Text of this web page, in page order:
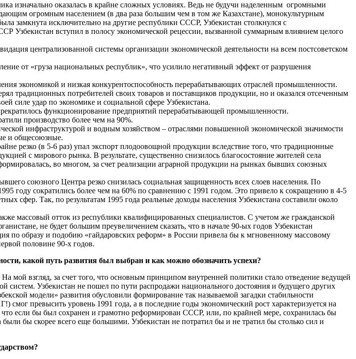
изначально оказалась в крайне сложных условиях. Ведь не будучи наделенным огромными
огромным населением (в два раза большим чем в том же Казахстане), монокультурным
замкнута исключительно на другие республики СССР, Узбекистан столкнулся с
Узбекистан вступил в полосу экономической рецессии, вызванной суммарным влиянием целого
централизованной системы организации экономической деятельности на всем постсоветском
от «груза национальных республик», что усилило негативный эффект от разрушения
экономикой и низкая конкурентоспособность перерабатывающих отраслей промышленности.
традиционных потребителей своих товаров и поставщиков продукции, но и оказался отсеченным
силе удар по экономике и социальной сфере Узбекистана.
функционирование предприятий перерабатывающей промышленности.
производство более чем на 90%.
инфраструктурой и водным хозяйством – отраслями повышенной экономической значимости
и общесоюзные.
резко (в 5-6 раз) упал экспорт плодоовощной продукции вследствие того, что традиционные
с мирового рынка. В результате, существенно снизилось благосостояние жителей села
во многом, за счет реализации аграрной продукции на рынках бывших союзных
союзного Центра резко снизилась социальная защищенность всех слоев населения. По
году сократились более чем на 60% по сравнению с 1991 годом. Это привело к сокращению в 4-5
сфер. Так, по результатам 1995 года реальные доходы населения Узбекистана составили около
массовый отток из республики квалифицированных специалистов. С учетом же гражданской
не будет большим преувеличением сказать, что в начале 90-ых годов Узбекистан
по образу и подобию «гайдаровских реформ» в России привела бы к мгновенному массовому
половине 90-х годов.
какой путь развития был выбран и как можно обозначить успехи?
мой взгляд, за счет того, что основным принципом внутренней политики стало отведение ведущей
систем. Узбекистан не пошел по пути распродажи национального достояния и будущего других
модели» развития обусловили формирование так называемой загадки стабильности
превысить уровень 1991 года, а в последние годы экономический рост характеризуется на
если бы был сохранен и грамотно реформирован СССР, или, по крайней мере, сохранилась бы
бы скорее всего еще большими. Узбекистан не потратил бы и не тратил бы столько сил и